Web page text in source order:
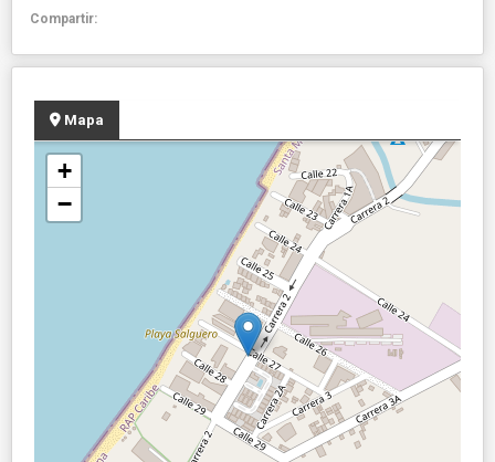
Compartir:
Mapa
+
−